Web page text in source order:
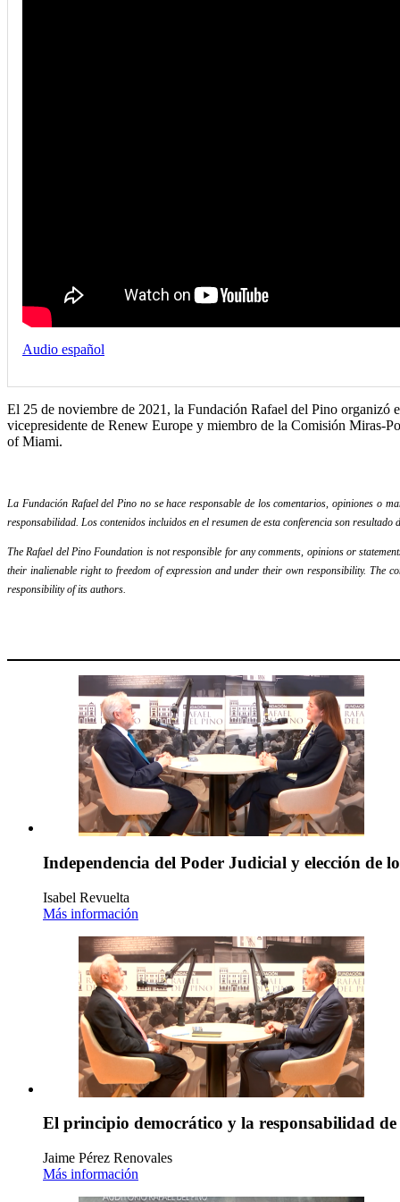
Audio español
El 25 de noviembre de 2021, la Fundación Rafael del Pino organizó
vicepresidente de Renew Europe y miembro de la Comisión Miras-
of Miami.
La Fundación Rafael del Pino no se hace responsable de los comentarios, opiniones o
responsabilidad. Los contenidos incluidos en el resumen de esta conferencia son
The Rafael del Pino Foundation is not responsible for any comments, opinions or
their inalienable right to freedom of expression and under their own responsibility. The
responsibility of its authors.
Independencia del Poder Judicial y elección de
Isabel Revuelta
Más información
El principio democrático y la responsabilidad
Jaime Pérez Renovales
Más información